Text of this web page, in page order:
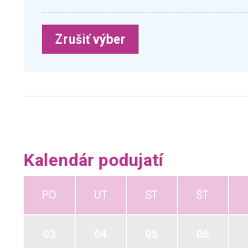
Zrušiť výber
Kalendár podujatí
PO UT ST ŠT